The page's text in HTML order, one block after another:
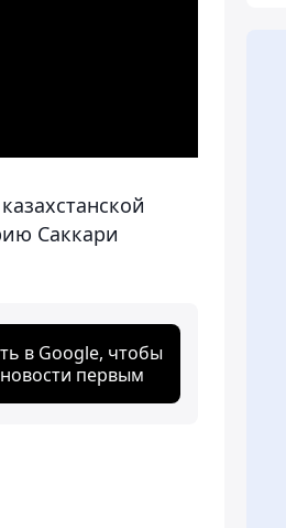
Саккари
в Google, чтобы
первым